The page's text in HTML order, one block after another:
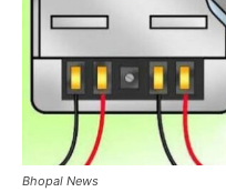
Bhopal News